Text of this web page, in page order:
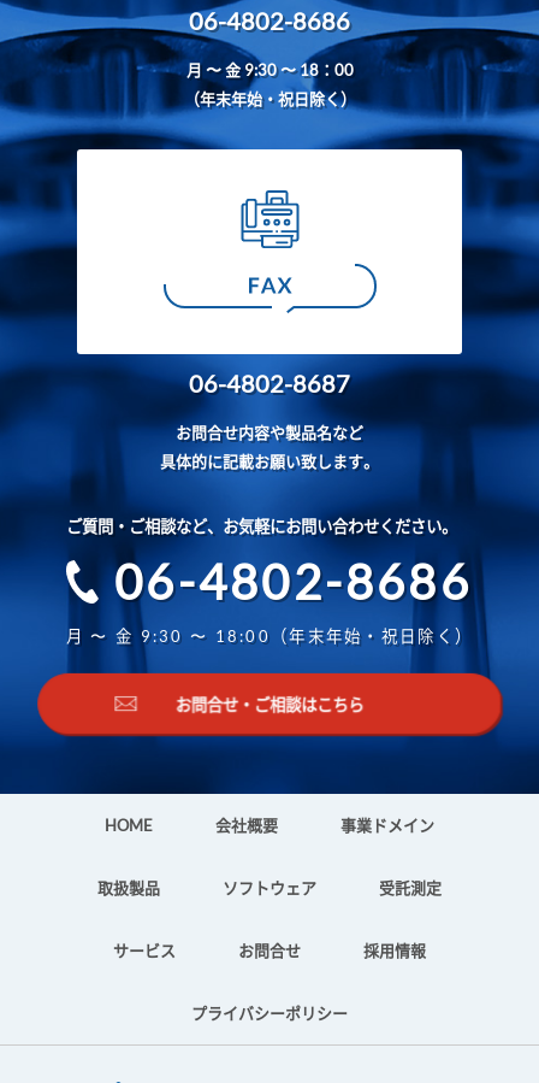
06-4802-8686
月 〜 金 9:30 〜 18：00
（年末年始・祝日除く）
06-4802-8687
お問合せ内容や製品名など
具体的に記載お願い致します。
ご質問・ご相談など、お気軽にお問い合わせください。
06-4802-8686
月 〜 金 9:30 〜 18:00（年末年始・祝日除く）
お問合せ・ご相談はこちら
HOME 会社概要 事業ドメイン
取扱製品 ソフトウェア 受託測定
サービス お問合せ 採用情報
プライバシーポリシー